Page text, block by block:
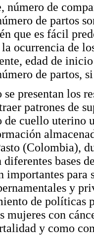
número de
de partos
que es fácil
ocurrencia de
edad de
de partos,
presentan los
patrones de
de cuello uterino
(Colombia),
bases
importantes
y
de políticas
mujeres con
y como